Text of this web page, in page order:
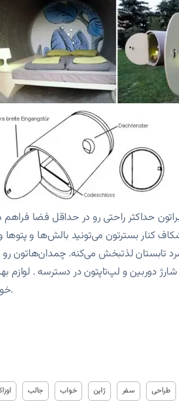
حداکثر راحتی رو در حداقل فضا
کنار بسترتون می‌تونید بالش‌ها و پتوها
لذتبخش می‌کنه. چمدان‌هاتون رو
برق ۲۲۰ ولت برای شارژ دوربین و لپ‌تاپتون در
خودتون باید با خودتون بیارید.
جالب خواب ژاپن سفر طراحی